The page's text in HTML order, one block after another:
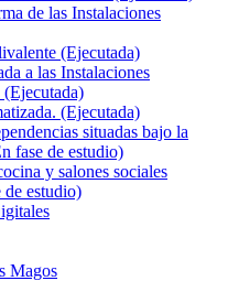
de las Instalaciones
(Ejecutada)
a las Instalaciones
(Ejecutada)
situadas bajo la
fase de estudio)
y salones sociales
de estudio)
Magos